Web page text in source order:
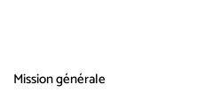
Mission générale